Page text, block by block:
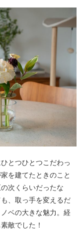
とつひとつこだわっ
を建てたときのこと
次くらいだったな
、取っ手を変えるだ
ベの大きな魅力。経
敵でした！